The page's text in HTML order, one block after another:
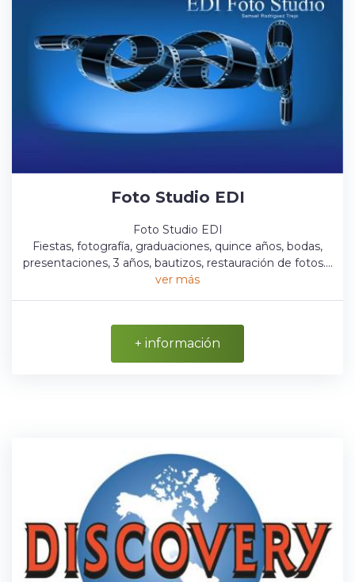
Foto Studio EDI
Foto Studio EDI
Fiestas, fotografía, graduaciones, quince años, bodas,
presentaciones, 3 años, bautizos, restauración de fotos....
ver más
+ información